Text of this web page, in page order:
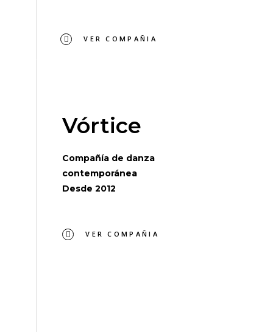
VER COMPAÑIA
Vórtice
Compañía de danza
contemporánea
Desde 2012
VER COMPAÑIA